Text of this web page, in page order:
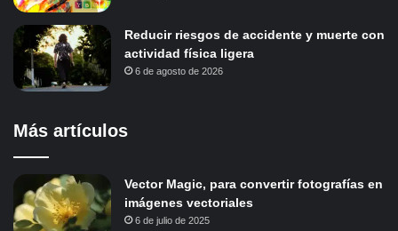
Reducir riesgos de accidente y muerte con
actividad física ligera
6 de agosto de 2026
Más artículos
Vector Magic, para convertir fotografías en
imágenes vectoriales
6 de julio de 2025